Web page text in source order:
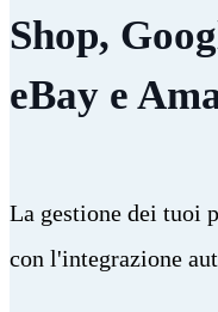
Shop,
eBay e
La gestione dei tuoi
con l'integrazione